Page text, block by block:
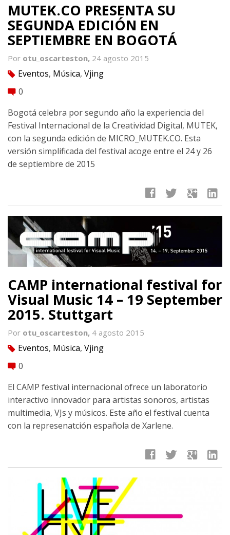
MUTEK.CO PRESENTA SU
SEGUNDA EDICIÓN EN
SEPTIEMBRE EN BOGOTÁ
Por otu_oscarteston, 24 agosto 2015
tag Eventos, Música, Vjing
comment 0
Bogotá celebra por segundo año la experiencia del
Festival Internacional de la Creatividad Digital, MUTEK,
con la segunda edición de MICRO_MUTEK.CO. Esta
versión simplificada del festival acoge entre el 24 y 26
de septiembre de 2015
facebook twitter google linkedin
CAMP international festival for
Visual Music 14 – 19 September
2015. Stuttgart
Por otu_oscarteston, 4 agosto 2015
tag Eventos, Música, Vjing
comment 0
El CAMP festival internacional ofrece un laboratorio
interactivo innovador para artistas sonoros, artistas
multimedia, VJs y músicos. Este año el festival cuenta
con la represenatción española de Xarlene.
facebook twitter google linkedin